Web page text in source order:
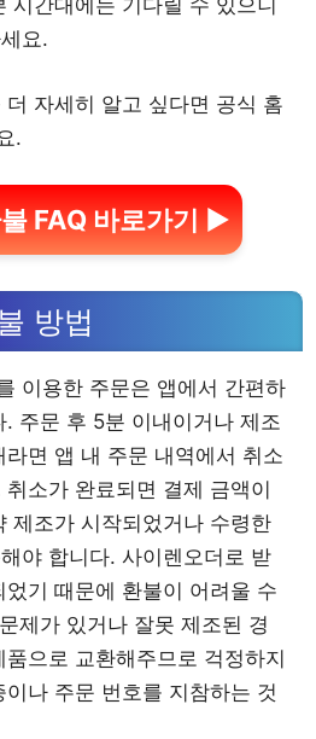
시간대에는 기다릴 수 있으니
요.
자세히 알고 싶다면 공식 홈
.
FAQ 바로가기 ▶
방법
이용한 주문은 앱에서 간편하
주문 후 5분 이내이거나 제조
면 앱 내 주문 내역에서 취소
소가 완료되면 결제 금액이
제조가 시작되었거나 수령한
야 합니다. 사이렌오더로 받
기 때문에 환불이 어려울 수
제가 있거나 잘못 제조된 경
으로 교환해주므로 걱정하지
나 주문 번호를 지참하는 것